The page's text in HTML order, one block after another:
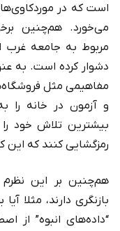
است که در
می‌خورد. هم‌چنین
مربوط به جامعه غرب
دشوار کرده است. به
مفاهیمی مثل
و آزمون در خانه را
بیشترین تلاش خود را
رمزگشایی کنند که این
هم‌چنین بر این نظرم
“داده‌های انبوه” از